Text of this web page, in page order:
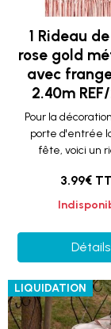
1 Rideau
rose gold
avec
2.40m
Pour la
porte d'entrée
fête, voici un
3.99€
Détails
LIQUIDATION